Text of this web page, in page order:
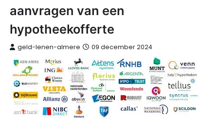
aanvragen van een
hypotheekofferte
geld-lenen-almere 09 december 2024